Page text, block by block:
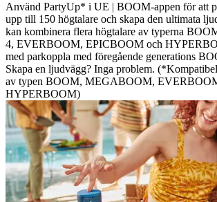
Använd PartyUp* i UE | BOOM-appen för att
upp till 150 högtalare och skapa den ultimata
kan kombinera flera högtalare av typerna
4, EVERBOOM, EPICBOOM och
med parkoppla med föregående generations
Skapa en ljudvägg? Inga problem.
av typen BOOM, MEGABOOM,
HYPERBOOM)